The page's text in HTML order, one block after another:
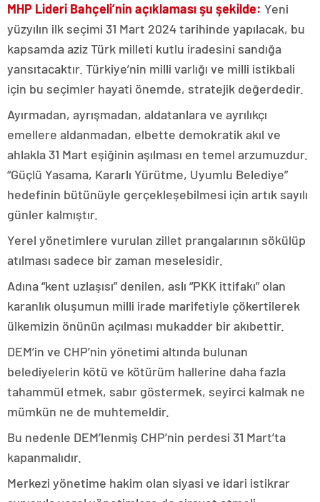
MHP Lideri Bahçeli’nin açıklaması şu şekilde: Yeni
yüzyılın ilk seçimi 31 Mart 2024 tarihinde yapılacak, bu
kapsamda aziz Türk milleti kutlu iradesini sandığa
yansıtacaktır. Türkiye’nin milli varlığı ve milli istikbali
için bu seçimler hayati önemde, stratejik değerdedir.
Ayırmadan, ayrışmadan, aldatanlara ve ayrılıkçı
emellere aldanmadan, elbette demokratik akıl ve
ahlakla 31 Mart eşiğinin aşılması en temel arzumuzdur.
“Güçlü Yasama, Kararlı Yürütme, Uyumlu Belediye”
hedefinin bütünüyle gerçekleşebilmesi için artık sayılı
günler kalmıştır.
Yerel yönetimlere vurulan zillet prangalarının sökülüp
atılması sadece bir zaman meselesidir.
Adına “kent uzlaşısı” denilen, aslı “PKK ittifakı” olan
karanlık oluşumun milli irade marifetiyle çökertilerek
ülkemizin önünün açılması mukadder bir akıbettir.
DEM’in ve CHP’nin yönetimi altında bulunan
belediyelerin kötü ve kötürüm hallerine daha fazla
tahammül etmek, sabır göstermek, seyirci kalmak ne
mümkün ne de muhtemeldir.
Bu nedenle DEM’lenmiş CHP’nin perdesi 31 Mart’ta
kapanmalıdır.
Merkezi yönetime hakim olan siyasi ve idari istikrar